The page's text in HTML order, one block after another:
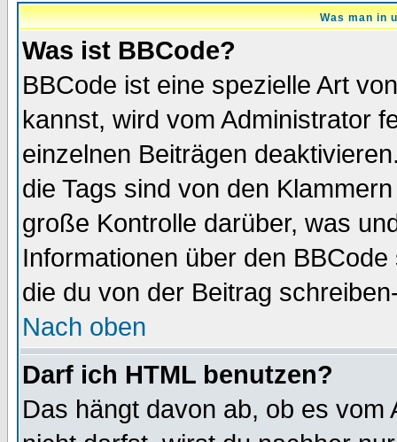
Was man in
Was ist BBCode?
BBCode ist eine spezielle Art
kannst, wird vom Administrator
einzelnen Beiträgen
die Tags sind von den
große Kontrolle darüber, was
Informationen über den
die du von der Beitrag
Nach oben
Darf ich HTML benutzen?
Das hängt davon ab, ob es